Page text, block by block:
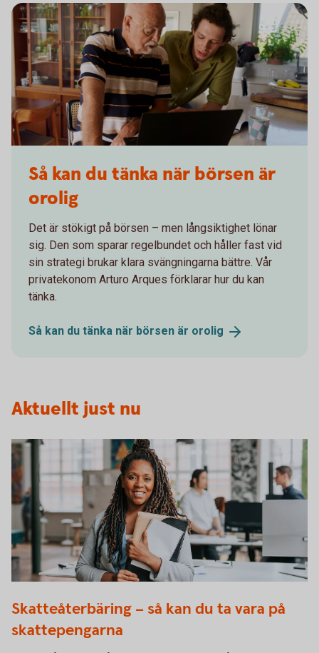
Så kan du tänka när börsen är
orolig
Det är stökigt på börsen – men långsiktighet lönar
sig. Den som sparar regelbundet och håller fast vid
sin strategi brukar klara svängningarna bättre. Vår
privatekonom Arturo Arques förklarar hur du kan
tänka.
Så kan du tänka när börsen är orolig
Aktuellt just nu
Skatteåterbäring – så kan du ta vara på
skattepengarna